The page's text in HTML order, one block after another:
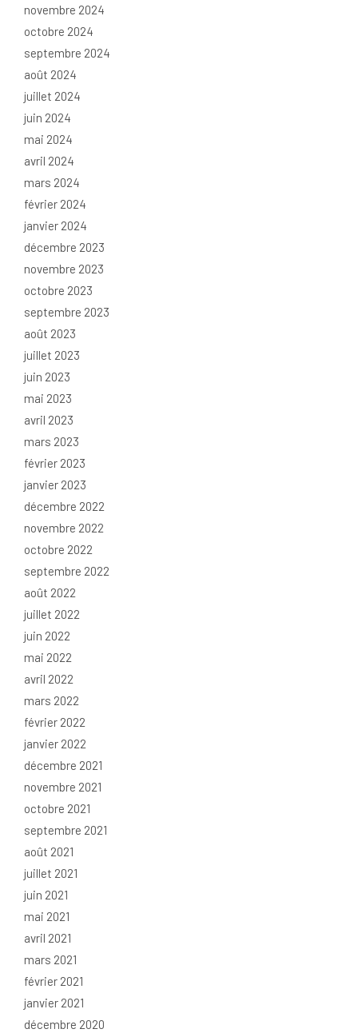
novembre 2024
octobre 2024
septembre 2024
août 2024
juillet 2024
juin 2024
mai 2024
avril 2024
mars 2024
février 2024
janvier 2024
décembre 2023
novembre 2023
octobre 2023
septembre 2023
août 2023
juillet 2023
juin 2023
mai 2023
avril 2023
mars 2023
février 2023
janvier 2023
décembre 2022
novembre 2022
octobre 2022
septembre 2022
août 2022
juillet 2022
juin 2022
mai 2022
avril 2022
mars 2022
février 2022
janvier 2022
décembre 2021
novembre 2021
octobre 2021
septembre 2021
août 2021
juillet 2021
juin 2021
mai 2021
avril 2021
mars 2021
février 2021
janvier 2021
décembre 2020